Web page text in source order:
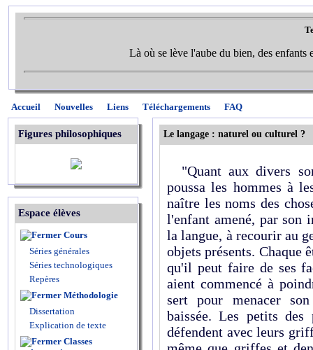
Là où se lève l'aube du bien, des enfants
Accueil Nouvelles Liens Téléchargements FAQ
Figures philosophiques
Espace élèves
Cours
Séries générales
Séries technologiques
Repères
Méthodologie
Dissertation
Explication de texte
Classes
Le langage : naturel ou culturel ?
"Quant aux divers
poussa les hommes à
naître les noms des
l'enfant amené, par son
la langue, à recourir au
objets présents. Chaque
qu'il peut faire de ses
aient commencé à
sert pour menacer
baissée. Les petits des
défendent avec leurs